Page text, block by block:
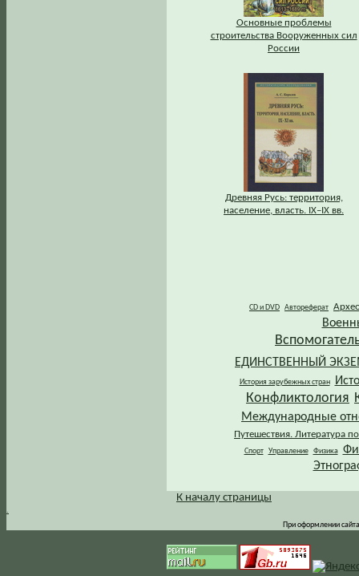
Основные проблемы
строительства Вооруженных сил
России
Древняя Русь: территория,
население, власть. IХ–IХ вв.
CD и DVD Автореферат
ЕДИНСТВЕННЫЙ
История зарубежных стран
Конфликтология
Международные
Путешествия. Литература
Спорт Управление Физика
.
К началу страницы
При оформлении